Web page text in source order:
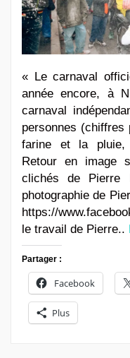
« Le carnaval
année encore, à
carnaval
personnes
farine et la pluie,
Retour en image
clichés de Pierre
photographie de
https://
le travail de Pierre..
Partager :
Facebook
Plus